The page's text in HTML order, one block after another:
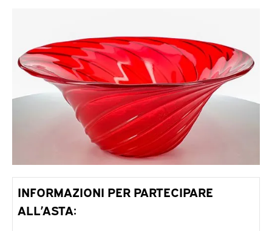
INFORMAZIONI PER PARTECIPARE
ALL’ASTA: